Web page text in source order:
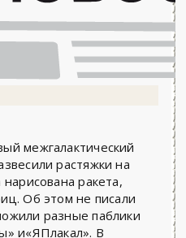
межгалактический
растяжки на
ракета,
Об этом не писали
разные паблики
и«ЯПлакал». В